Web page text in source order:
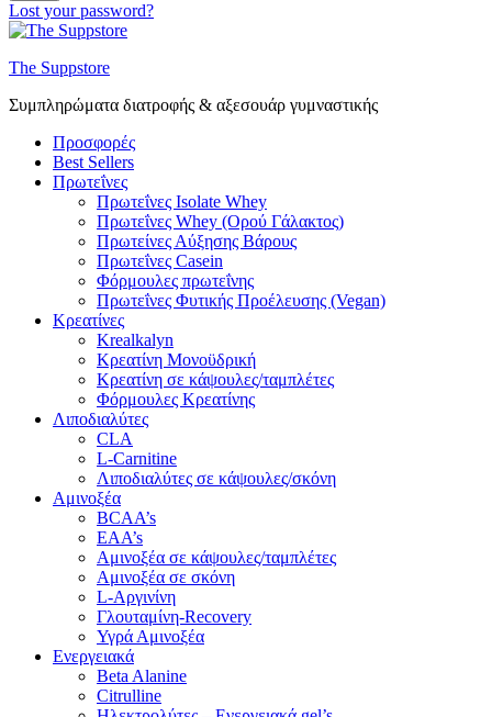
Lost your password?
The Suppstore
Συμπληρώματα διατροφής & αξεσουάρ γυμναστικής
Προσφορές
Best Sellers
Πρωτεΐνες
Πρωτεΐνες Isolate Whey
Πρωτεΐνες Whey (Ορού Γάλακτος)
Πρωτείνες Αύξησης Βάρους
Πρωτεΐνες Casein
Φόρμουλες πρωτεΐνης
Πρωτεΐνες Φυτικής Προέλευσης (Vegan)
Κρεατίνες
Krealkalyn
Κρεατίνη Μονοϋδρική
Κρεατίνη σε κάψουλες/ταμπλέτες
Φόρμουλες Κρεατίνης
Λιποδιαλύτες
CLA
L-Carnitine
Λιποδιαλύτες σε κάψουλες/σκόνη
Αμινοξέα
BCAA’s
EAA’s
Αμινοξέα σε κάψουλες/ταμπλέτες
Αμινοξέα σε σκόνη
L-Αργινίνη
Γλουταμίνη-Recovery
Υγρά Αμινοξέα
Ενεργειακά
Beta Alanine
Citrulline